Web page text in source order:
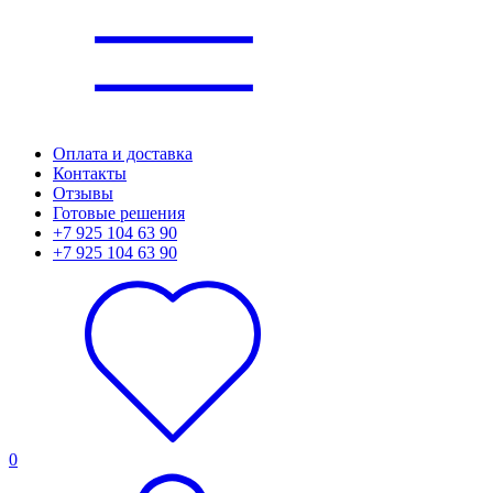
Оплата и доставка
Контакты
Отзывы
Готовые решения
+7 925 104 63 90
+7 925 104 63 90
0